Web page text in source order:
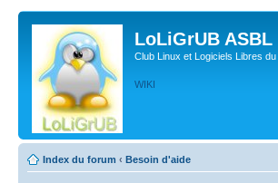
LoLiGrUB ASBL
Club Linux et Logiciels Libres
WIKI
Index du forum ‹ Besoin d'aide